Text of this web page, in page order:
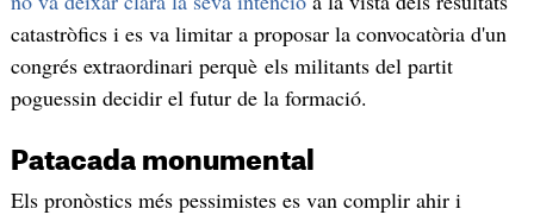
catastròfics i es va limitar a proposar la convocatòria d'un
congrés extraordinari perquè els militants del partit
poguessin decidir el futur de la formació.
Patacada monumental
Els pronòstics més pessimistes es van complir ahir i